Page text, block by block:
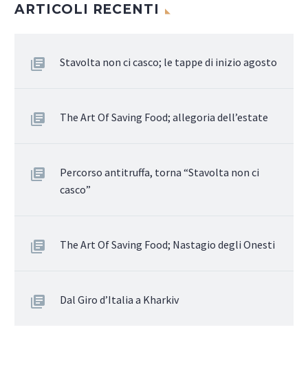
ARTICOLI RECENTI
Stavolta non ci casco; le tappe di inizio agosto
The Art Of Saving Food; allegoria dell’estate
Percorso antitruffa, torna “Stavolta non ci
casco”
The Art Of Saving Food; Nastagio degli Onesti
Dal Giro d’Italia a Kharkiv